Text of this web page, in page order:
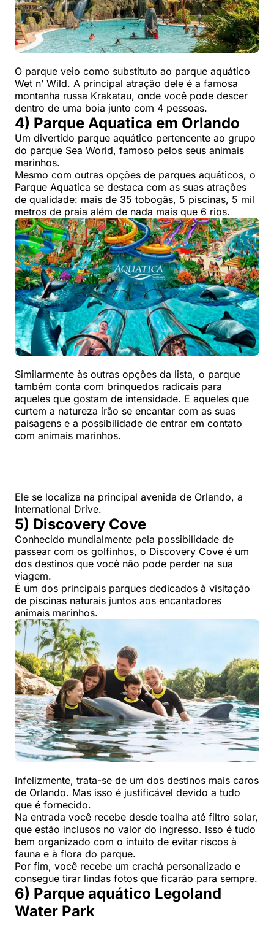
O parque veio como substituto ao parque aquático
Wet n’ Wild. A principal atração dele é a famosa
montanha russa Krakatau, onde você pode descer
dentro de uma boia junto com 4 pessoas.
4) Parque Aquatica em Orlando
Um divertido parque aquático pertencente ao grupo
do parque Sea World, famoso pelos seus animais
marinhos.
Mesmo com outras opções de parques aquáticos, o
Parque Aquatica se destaca com as suas atrações
de qualidade: mais de 35 tobogãs, 5 piscinas, 5 mil
metros de praia além de nada mais que 6 rios.
Similarmente às outras opções da lista, o parque
também conta com brinquedos radicais para
aqueles que gostam de intensidade. E aqueles que
curtem a natureza irão se encantar com as suas
paisagens e a possibilidade de entrar em contato
com animais marinhos.
Ele se localiza na principal avenida de Orlando, a
International Drive.
5) Discovery Cove
Conhecido mundialmente pela possibilidade de
passear com os golfinhos, o Discovery Cove é um
dos destinos que você não pode perder na sua
viagem.
É um dos principais parques dedicados à visitação
de piscinas naturais juntos aos encantadores
animais marinhos.
Infelizmente, trata-se de um dos destinos mais caros
de Orlando. Mas isso é justificável devido a tudo
que é fornecido.
Na entrada você recebe desde toalha até filtro solar,
que estão inclusos no valor do ingresso. Isso é tudo
bem organizado com o intuito de evitar riscos à
fauna e à flora do parque.
Por fim, você recebe um crachá personalizado e
consegue tirar lindas fotos que ficarão para sempre.
6) Parque aquático Legoland
Water Park